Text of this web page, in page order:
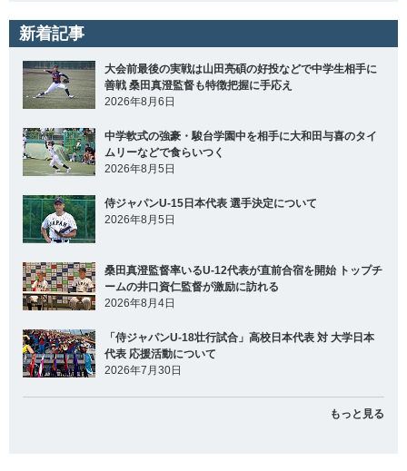
新着記事
大会前最後の実戦は山田亮碩の好投などで中学生相手に
善戦 桑田真澄監督も特徴把握に手応え
2026年8月6日
中学軟式の強豪・駿台学園中を相手に大和田与喜のタイ
ムリーなどで食らいつく
2026年8月5日
侍ジャパンU-15日本代表 選手決定について
2026年8月5日
桑田真澄監督率いるU-12代表が直前合宿を開始 トップチ
ームの井口資仁監督が激励に訪れる
2026年8月4日
「侍ジャパンU-18壮行試合」高校日本代表 対 大学日本
代表 応援活動について
2026年7月30日
もっと見る